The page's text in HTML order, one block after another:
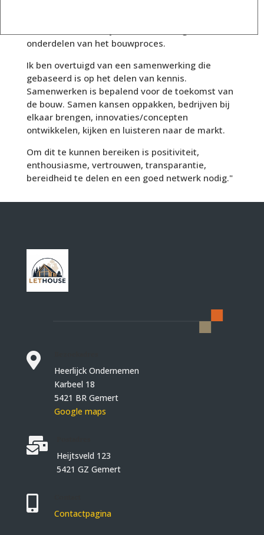
onderdelen van het bouwproces.
Ik ben overtuigd van een samenwerking die
gebaseerd is op het delen van kennis.
Samenwerken is bepalend voor de toekomst van
de bouw. Samen kansen oppakken, bedrijven bij
elkaar brengen, innovaties/concepten
ontwikkelen, kijken en luisteren naar de markt.
Om dit te kunnen bereiken is positiviteit,
enthousiasme, vertrouwen, transparantie,
bereidheid te delen en een goed netwerk nodig."

Heerlijck Ondernemen
Karbeel 18
5421 BR Gemert
Google maps

Heijtsveld 123
5421 GZ Gemert

Contactpagina